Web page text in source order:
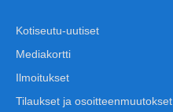
Kotiseutu-uutiset
Mediakortti
Ilmoitukset
Tilaukset ja osoitteenmuutokset